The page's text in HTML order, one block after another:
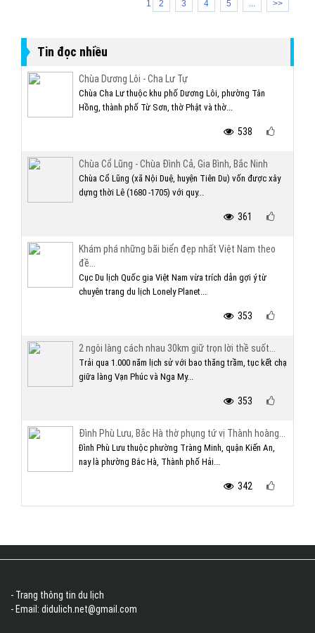
1 2 3 4 5 ... >>
Tin đọc nhiều
Chùa Dương Lôi - Cha Lư Tự
Chùa Cha Lư thuộc khu phố Dương Lôi, phường Tân
Hồng, thành phố Từ Sơn, thờ Phật và thờ...
538
Chùa Cổ Lũng - Chùa Đình Cả, Gia Bình, Bắc Ninh
Chùa Cổ Lũng (xã Nội Duệ, huyện Tiên Du) vốn được xây
dựng thời Lê (1680 -1705) với quy...
361
Khám phá những bãi biển đẹp nhất Việt Nam theo
đề...
Cục Du lịch Quốc gia Việt Nam vừa trích dẫn gợi ý từ
chuyên trang du lịch Lonely Planet...
353
2 ngôi làng cách nhau 30km giữ trọn lời thề suốt...
Trải qua 1.000 năm lịch sử với bao thăng trầm, tục kết chạ
giữa làng Vạn Phúc và Nga My...
353
Đình Phù Lưu, Bắc Hà thờ phụng tứ vị Thành hoàng...
Đình Phù Lưu thuộc phường Tràng Minh, quận Kiến An,
nay là phường Bắc Hà, Thành phố Hải...
342
- Trang thông tin du lịch
- Email: didulich.net@gmail.com